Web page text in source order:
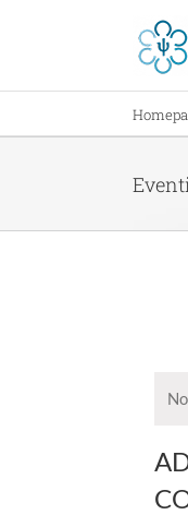
Eventi